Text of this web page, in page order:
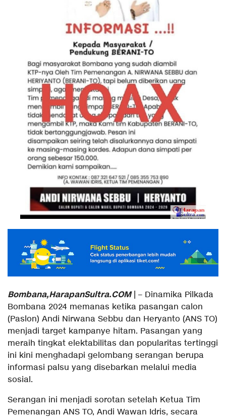
Bombana,HarapanSultra.COM| – Dinamika Pilkada
Bombana 2024 memanas ketika pasangan calon
(Paslon) Andi Nirwana Sebbu dan Heryanto (ANS TO)
menjadi target kampanye hitam. Pasangan yang
meraih tingkat elektabilitas dan popularitas tertinggi
ini kini menghadapi gelombang serangan berupa
informasi palsu yang disebarkan melalui media
sosial.
Serangan ini menjadi sorotan setelah Ketua Tim
Pemenangan ANS TO, Andi Wawan Idris, secara